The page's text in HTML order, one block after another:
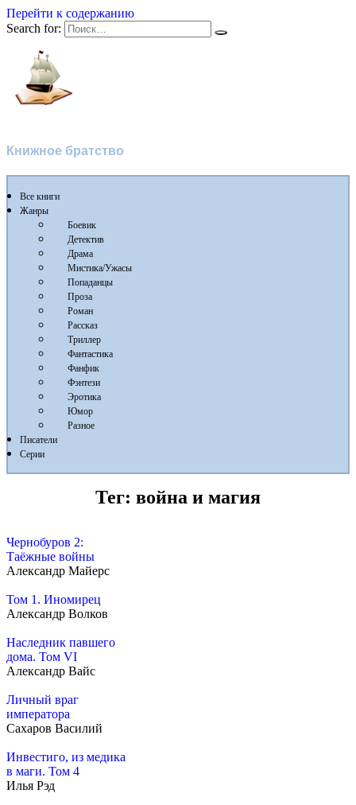
Перейти к содержанию
Search for:
Книжное братство
Все книги
Жанры
Боевик
Детектив
Драма
Мистика/Ужасы
Попаданцы
Проза
Роман
Рассказ
Триллер
Фантастика
Фанфик
Фэнтези
Эротика
Юмор
Разное
Писатели
Серии
Тег: война и магия
Чернобуров 2:
Таёжные войны
Александр Майерс
Том 1. Иномирец
Александр Волков
Наследник павшего
дома. Том VI
Александр Вайс
Личный враг
императора
Сахаров Василий
Инвестиго, из медика
в маги. Том 4
Илья Рэд